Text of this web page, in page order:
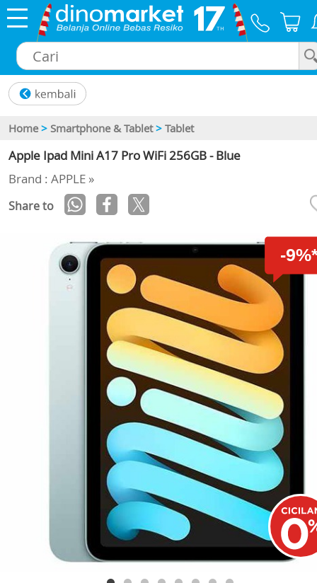
Home > Smartphone & Tablet > Tablet
Apple Ipad Mini A17 Pro WiFi 256GB - Blue
Brand : APPLE »
Share to
-